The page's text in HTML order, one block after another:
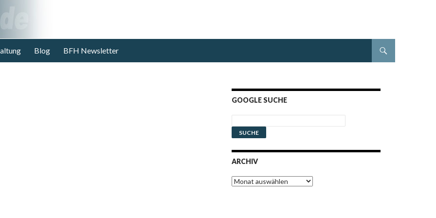
Blog BFH Newsletter
GOOGLE SUCHE
ARCHIV
Archiv